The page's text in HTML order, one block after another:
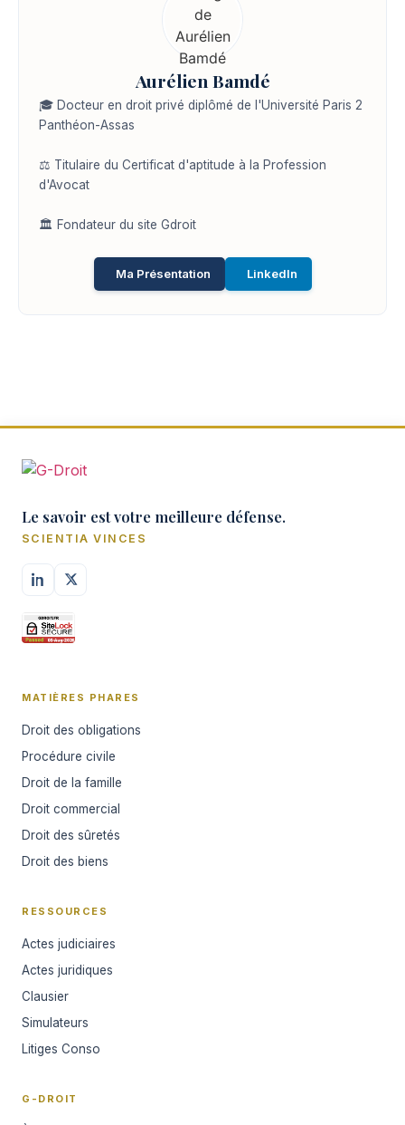
Aurélien Bamdé
🎓 Docteur en droit privé diplômé de l'Université Paris 2
Panthéon-Assas
⚖️ Titulaire du Certificat d'aptitude à la Profession
d'Avocat
🏛️ Fondateur du site Gdroit
Ma Présentation LinkedIn
Le savoir est votre meilleure défense.
SCIENTIA VINCES
MATIÈRES PHARES
Droit des obligations
Procédure civile
Droit de la famille
Droit commercial
Droit des sûretés
Droit des biens
RESSOURCES
Actes judiciaires
Actes juridiques
Clausier
Simulateurs
Litiges Conso
G-DROIT